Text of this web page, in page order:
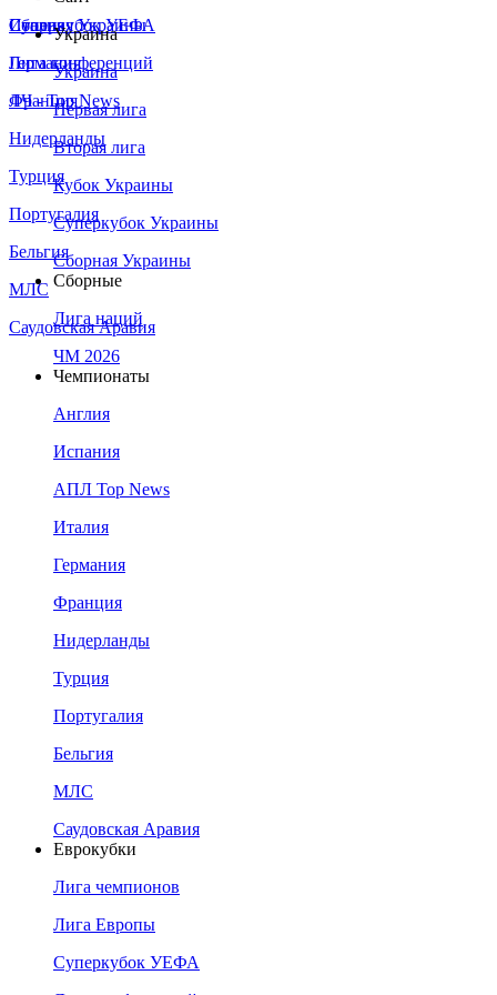
Сборная Украины
Италия
Германия
Франция
Нидерланды
Турция
Португалия
Бельгия
МЛС
Саудовская Аравия
Суперкубок УЕФА
Лига конференций
ЛЧ - Top News
Украина
Украина
Первая лига
Вторая лига
Кубок Украины
Суперкубок Украины
Сборная Украины
Сборные
Лига наций
ЧМ 2026
Чемпионаты
Англия
Испания
АПЛ Top News
Италия
Германия
Франция
Нидерланды
Турция
Португалия
Бельгия
МЛС
Саудовская Аравия
Еврокубки
Лига чемпионов
Лига Европы
Суперкубок УЕФА